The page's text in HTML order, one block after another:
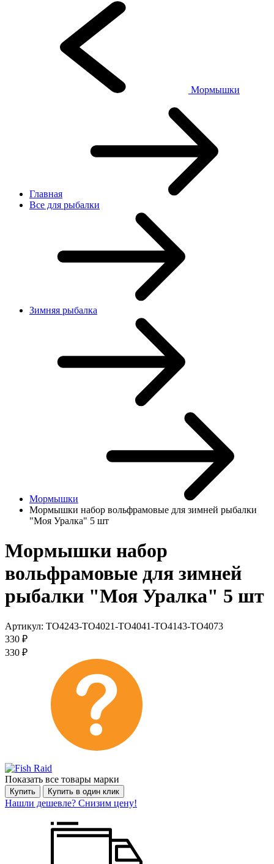
Мормышки
Главная
Все для рыбалки
Зимняя рыбалка
Мормышки
Мормышки набор вольфрамовые для зимней рыбалки
"Моя Уралка" 5 шт
Мормышки набор
вольфрамовые для зимней
рыбалки "Моя Уралка" 5 шт
Артикул: TO4243-TO4021-TO4041-TO4143-TO4073
330 ₽
330 ₽
Показать все товары марки
Купить Купить в один клик
Нашли дешевле? Снизим цену!